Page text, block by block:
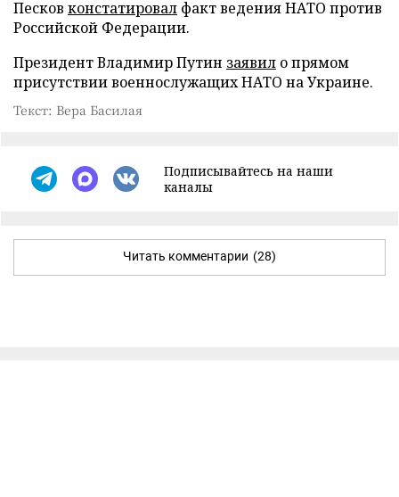
Песков констатировал факт ведения НАТО против
Российской Федерации.
Президент Владимир Путин заявил о прямом
присутствии военнослужащих НАТО на Украине.
Текст: Вера Басилая
Подписывайтесь на наши
каналы
Читать комментарии (28)